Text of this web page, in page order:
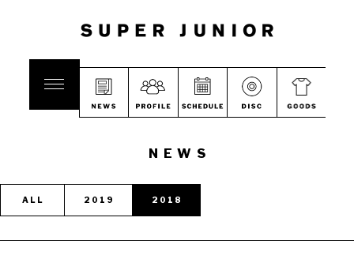
NEWS
ALL 2019 2018